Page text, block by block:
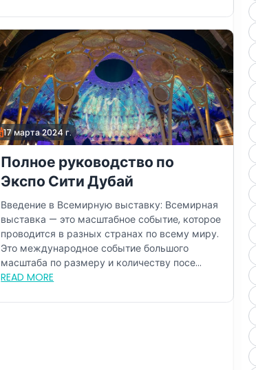
17 марта 2024 г.
Полное руководство по
Экспо Сити Дубай
Введение в Всемирную выставку: Всемирная
выставка — это масштабное событие, которое
проводится в разных странах по всему миру.
Это международное событие большого
масштаба по размеру и количеству посе...
READ MORE